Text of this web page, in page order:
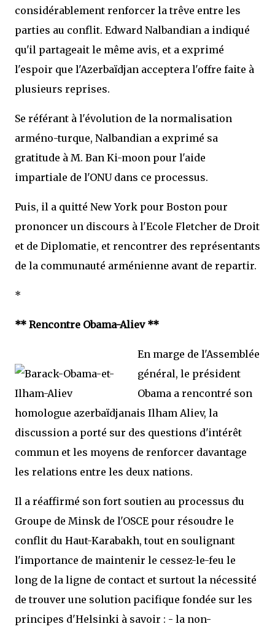
considérablement renforcer la trêve entre les
parties au conflit. Edward Nalbandian a indiqué
qu'il partageait le même avis, et a exprimé
l'espoir que l'Azerbaïdjan acceptera l'offre faite à
plusieurs reprises.
Se référant à l'évolution de la normalisation
arméno-turque, Nalbandian a exprimé sa
gratitude à M. Ban Ki-moon pour l'aide
impartiale de l'ONU dans ce processus.
Puis, il a quitté New York pour Boston pour
prononcer un discours à l'Ecole Fletcher de Droit
et de Diplomatie, et rencontrer des représentants
de la communauté arménienne avant de repartir.
*
** Rencontre Obama-Aliev **
En marge de l'Assemblée
général, le président
Obama a rencontré son
homologue azerbaïdjanais Ilham Aliev, la
discussion a porté sur des questions d'intérêt
commun et les moyens de renforcer davantage
les relations entre les deux nations.
Il a réaffirmé son fort soutien au processus du
Groupe de Minsk de l'OSCE pour résoudre le
conflit du Haut-Karabakh, tout en soulignant
l'importance de maintenir le cessez-le-feu le
long de la ligne de contact et surtout la nécessité
de trouver une solution pacifique fondée sur les
principes d'Helsinki à savoir : - la non-